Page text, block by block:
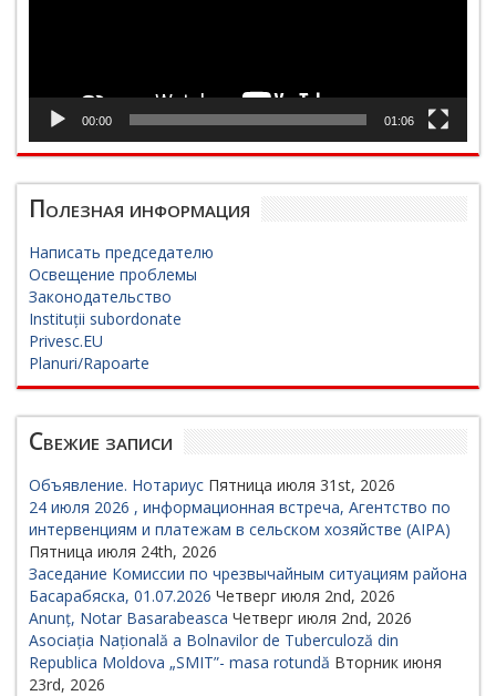
00:00 01:06
Полезная информация
Написать председателю
Освещение проблемы
Законодательство
Instituții subordonate
Privesc.EU
Planuri/Rapoarte
Свежие записи
Объявление. Нотариус Пятница июля 31st, 2026
24 июля 2026 , информационная встреча, Агентство по
интервенциям и платежам в сельском хозяйстве (AIPA)
Пятница июля 24th, 2026
Заседание Комиссии по чрезвычайным ситуациям района
Басарабяска, 01.07.2026 Четверг июля 2nd, 2026
Anunț, Notar Basarabeasca Четверг июля 2nd, 2026
Asociația Națională a Bolnavilor de Tuberculoză din
Republica Moldova „SMIT”- masa rotundă Вторник июня
23rd, 2026